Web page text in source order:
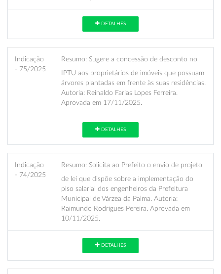
DETALHES
Indicação
- 75/2025
Resumo: Sugere a concessão de desconto no
IPTU aos proprietários de imóveis que possuam
árvores plantadas em frente às suas residências.
Autoria: Reinaldo Farias Lopes Ferreira.
Aprovada em 17/11/2025.
DETALHES
Indicação
- 74/2025
Resumo: Solicita ao Prefeito o envio de projeto
de lei que dispõe sobre a implementação do
piso salarial dos engenheiros da Prefeitura
Municipal de Várzea da Palma. Autoria:
Raimundo Rodrigues Pereira. Aprovada em
10/11/2025.
DETALHES